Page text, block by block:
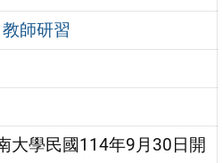
教師研習
大學民國114年9月30日開